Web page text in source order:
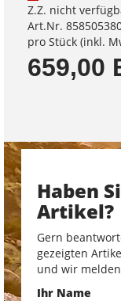
Z.Z. nicht
Art.Nr.
pro Stück (inkl.
659,00
Haben
Artikel?
Gern
gezeigten
und wir
Ihr Name